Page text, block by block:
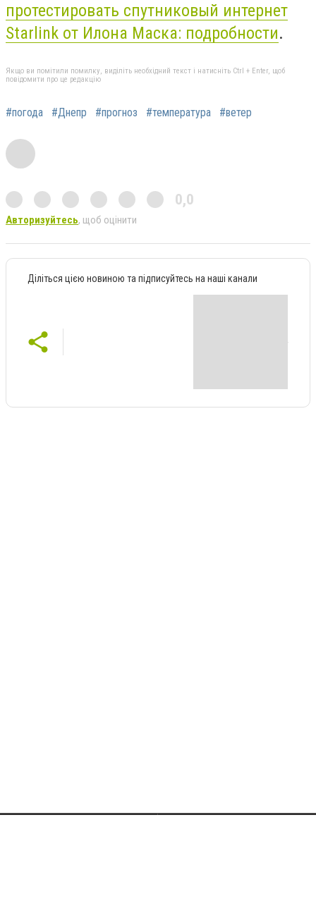
протестировать спутниковый интернет
Starlink от Илона Маска: подробности.
Якщо ви помітили помилку, виділіть необхідний текст і натисніть Ctrl + Enter, щоб
повідомити про це редакцію
#погода #Днепр #прогноз #температура #ветер
0,0
Авторизуйтесь, щоб оцінити
Діліться цією новиною та підписуйтесь на наші канали